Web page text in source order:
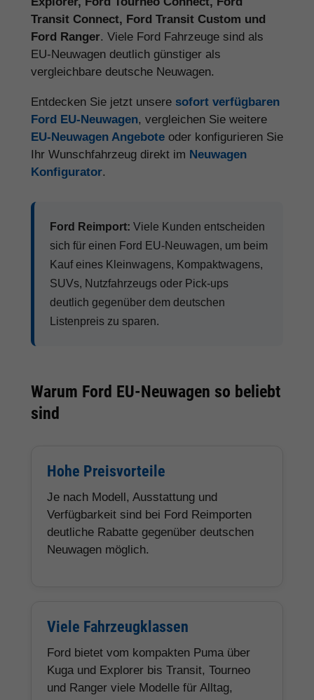
Transit Connect, Ford Transit Custom und
Ford Ranger. Viele Ford Fahrzeuge sind als
EU-Neuwagen deutlich günstiger als
vergleichbare deutsche Neuwagen.
Entdecken Sie jetzt unsere sofort verfügbaren
Ford EU-Neuwagen, vergleichen Sie weitere
EU-Neuwagen Angebote oder konfigurieren Sie
Ihr Wunschfahrzeug direkt im Neuwagen
Konfigurator.
Ford Reimport: Viele Kunden entscheiden
sich für einen Ford EU-Neuwagen, um beim
Kauf eines Kleinwagens, Kompaktwagens,
SUVs, Nutzfahrzeugs oder Pick-ups
deutlich gegenüber dem deutschen
Listenpreis zu sparen.
Warum Ford EU-Neuwagen so beliebt
sind
Hohe Preisvorteile
Je nach Modell, Ausstattung und
Verfügbarkeit sind bei Ford Reimporten
deutliche Rabatte gegenüber deutschen
Neuwagen möglich.
Viele Fahrzeugklassen
Ford bietet vom kompakten Puma über
Kuga und Explorer bis Transit, Tourneo
und Ranger viele Modelle für Alltag,